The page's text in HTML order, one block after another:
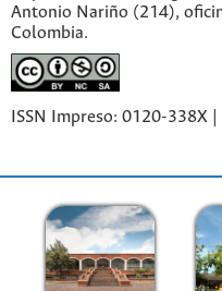
Antonio Nariño (214),
Colombia.
ISSN Impreso: 0120-338X